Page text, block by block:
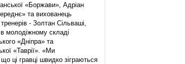
«Боржави», Адріан
та вихованець
- Золтан Сільваші,
молодіжному складі
«Дніпра» та
«Таврії». «Ми
ці гравці швидко зіграються